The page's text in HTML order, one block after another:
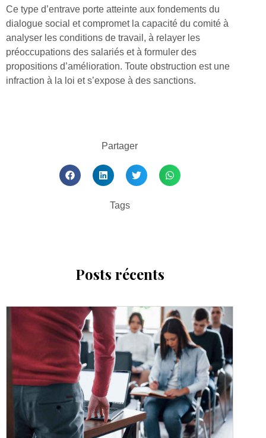
Ce type d’entrave porte atteinte aux fondements du
dialogue social et compromet la capacité du comité à
analyser les conditions de travail, à relayer les
préoccupations des salariés et à formuler des
propositions d’amélioration. Toute obstruction est une
infraction à la loi et s’expose à des sanctions.
Partager
Tags
Posts récents